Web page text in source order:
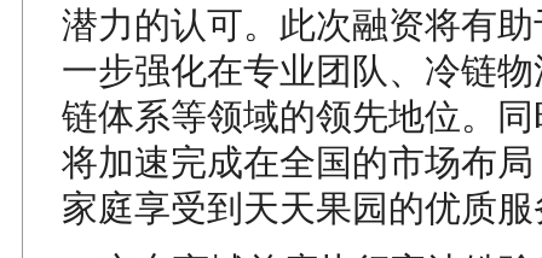
潜力的认可。此次融资将有
一步强化在专业团队、冷链
链体系等领域的领先地位。
将加速完成在全国的市场布
家庭享受到天天果园的优质服